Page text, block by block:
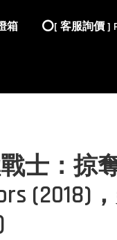
箱 ⭕️[ 客服詢價 ]
戰士：掠
(2018)